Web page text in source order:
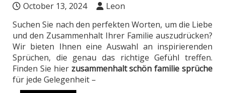
October 13, 2024
Leon
Suchen Sie nach den perfekten Worten, um die Liebe
und den Zusammenhalt Ihrer Familie auszudrücken?
Wir bieten Ihnen eine Auswahl an inspirierenden
Sprüchen, die genau das richtige Gefühl treffen.
Finden Sie hier zusammenhalt schön familie sprüche
für jede Gelegenheit –